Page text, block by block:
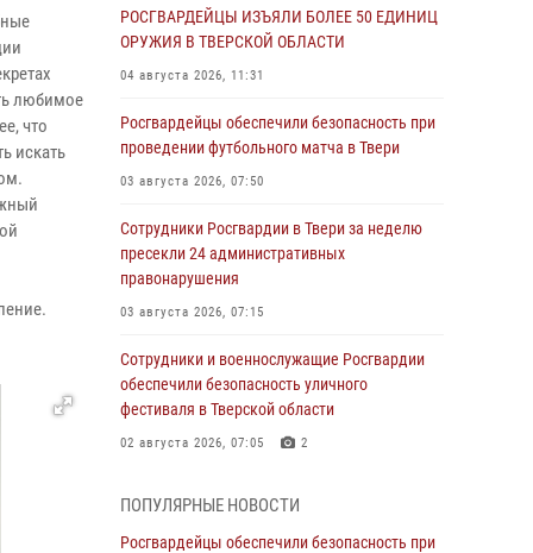
любимое
что
искать
РОСГВАРДЕЙЦЫ ИЗЪЯЛИ БОЛЕЕ 50 ЕДИНИЦ
ОРУЖИЯ В ТВЕРСКОЙ ОБЛАСТИ
04 августа 2026, 11:31
Росгвардейцы обеспечили безопасность при
проведении футбольного матча в Твери
03 августа 2026, 07:50
Сотрудники Росгвардии в Твери за неделю
пресекли 24 административных
правонарушения
03 августа 2026, 07:15
Сотрудники и военнослужащие Росгвардии
обеспечили безопасность уличного
фестиваля в Тверской области
02 августа 2026, 07:05 2
Росгвардии Героя России генерала армии
Виктора Золотова с заместителем
ПОПУЛЯРНЫЕ НОВОСТИ
Росгвардейцы обеспечили безопасность при